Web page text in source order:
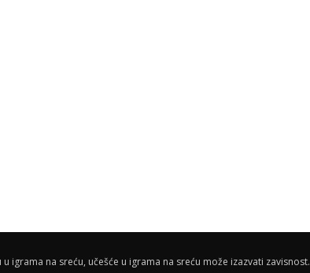
igrama na sreću, učešće u igrama na sreću može izazvati zavisnost.